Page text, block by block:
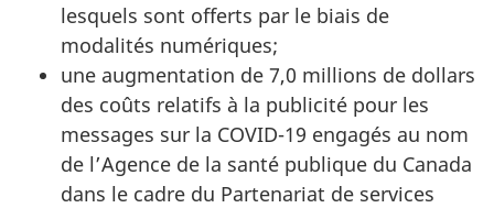
lesquels sont offerts par le biais de
modalités numériques;
une augmentation de 7,0 millions de dollars
des coûts relatifs à la publicité pour les
messages sur la COVID-19 engagés au nom
de l’Agence de la santé publique du Canada
dans le cadre du Partenariat de services